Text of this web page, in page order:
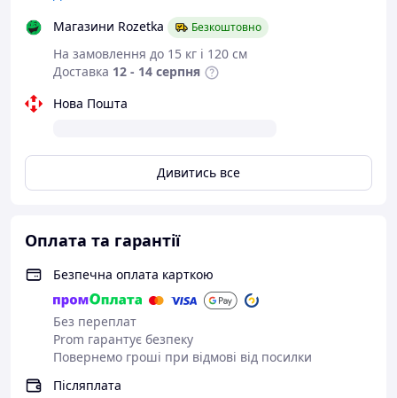
Магазини Rozetka
Безкоштовно
На замовлення до 15 кг і 120 см
Доставка 12 - 14 серпня
Нова Пошта
Дивитись все
Оплата та гарантії
Безпечна оплата карткою
Без переплат
Prom гарантує безпеку
Повернемо гроші при відмові від посилки
Післяплата